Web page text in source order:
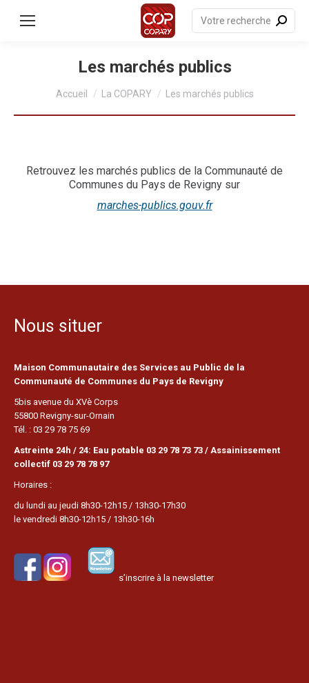
principal
Recherche
:
Les marchés publics
Accueil La COPARY Les marchés publics
Retrouvez les marchés publics de la Communauté de
Communes du Pays de Revigny sur
marches-publics.gouv.fr
Nous situer
Maison Communautaire des Services au Public de la
Communauté de Communes du Pays de Revigny
5bis avenue du XVè Corps
55800 Revigny-sur-Ornain
Tél. : 03 29 78 75 69
Astreinte 24h / 24: Eau potable 03 29 78 73 73 / Assainissement
collectif 03 29 78 78 97
Horaires :
du lundi au jeudi 8h30-12h15 / 13h30-17h30
le vendredi 8h30-12h15 / 13h30-16h
s’inscrire à la newsletter